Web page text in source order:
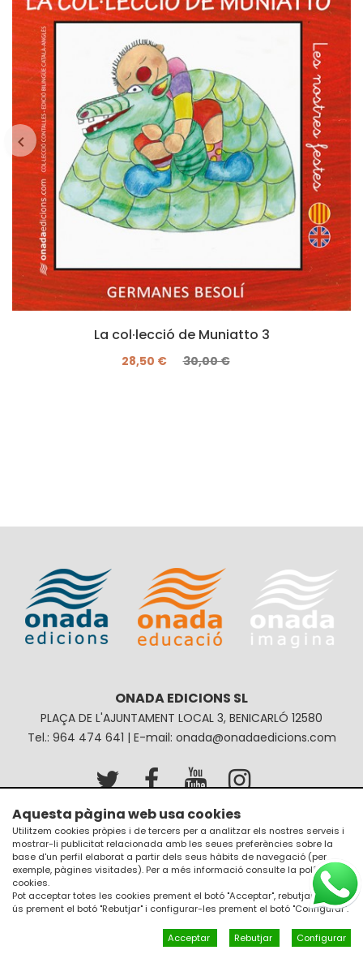
La col·lecció de Muniatto 3
28,50 € 30,00 €
ONADA EDICIONS SL
PLAÇA DE L'AJUNTAMENT LOCAL 3, BENICARLÓ 12580
Tel.: 964 474 641 | E-mail: onada@onadaedicions.com
Avís legal
Política de privacitat
Política de galetes
Condicions de compra
JM Disseny a internet
Aquesta pàgina web usa cookies
Utilitzem cookies pròpies i de tercers per a analitzar els nostres serveis i
mostrar-li publicitat relacionada amb les seues preferències sobre la
base d'un perfil elaborat a partir dels seus hàbits de navegació (per
exemple, pàgines visitades). Per a més informació consulte la política de
cookies.
Pot acceptar totes les cookies prement el botó "Acceptar", rebutjar el seu
ús prement el botó "Rebutjar" i configurar-les prement el botó "Configurar".
Acceptar Rebutjar Configurar